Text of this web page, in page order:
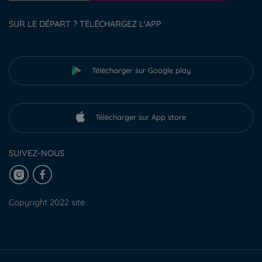
SUR LE DÉPART ? TÉLÉCHARGEZ L'APP
Télécharger sur Google play
Télécharger sur App store
SUIVEZ-NOUS
Copyright 2022 site